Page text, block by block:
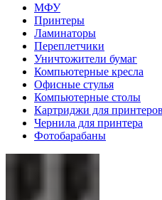
МФУ
Принтеры
Ламинаторы
Переплетчики
Уничтожители бумаг
Компьютерные кресла
Офисные стулья
Компьютерные столы
Картриджи для принтеров
Чернила для принтера
Фотобарабаны